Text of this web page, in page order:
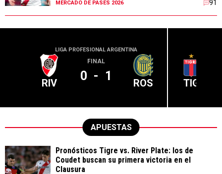
MERCADO DE PASES 2026 91
LIGA PROFESIONAL ARGENTINA
RIV
FINAL
0 - 1 ROS TIG
APUESTAS
Pronósticos Tigre vs. River Plate: los de
Coudet buscan su primera victoria en el
Clausura